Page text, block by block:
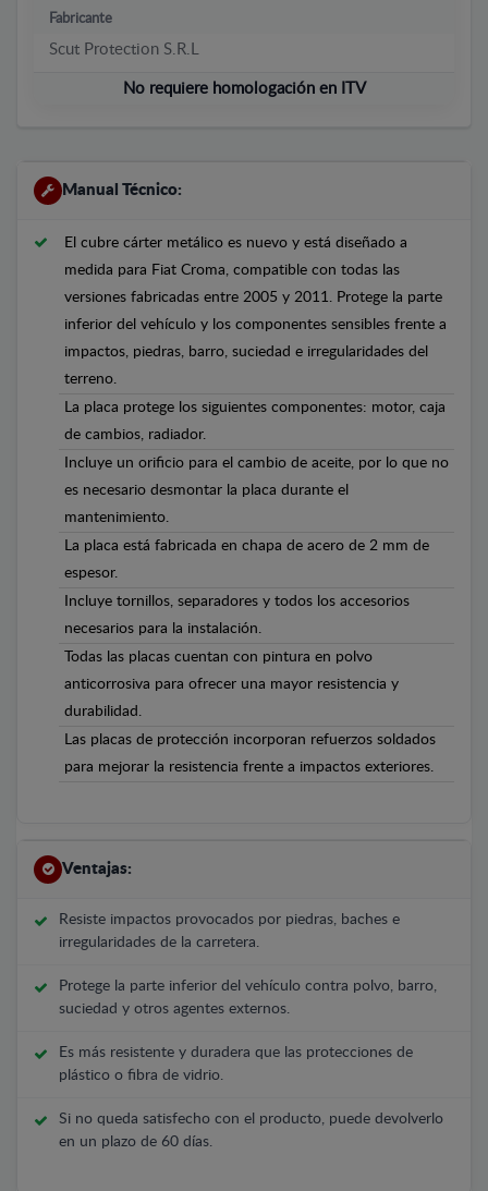
Fabricante
Scut Protection S.R.L
No requiere homologación en ITV
Manual Técnico:
El cubre cárter metálico es nuevo y está diseñado a
medida para Fiat Croma, compatible con todas las
versiones fabricadas entre 2005 y 2011. Protege la parte
inferior del vehículo y los componentes sensibles frente a
impactos, piedras, barro, suciedad e irregularidades del
terreno.
La placa protege los siguientes componentes: motor, caja
de cambios, radiador.
Incluye un orificio para el cambio de aceite, por lo que no
es necesario desmontar la placa durante el
mantenimiento.
La placa está fabricada en chapa de acero de 2 mm de
espesor.
Incluye tornillos, separadores y todos los accesorios
necesarios para la instalación.
Todas las placas cuentan con pintura en polvo
anticorrosiva para ofrecer una mayor resistencia y
durabilidad.
Las placas de protección incorporan refuerzos soldados
para mejorar la resistencia frente a impactos exteriores.
Ventajas:
Resiste impactos provocados por piedras, baches e
irregularidades de la carretera.
Protege la parte inferior del vehículo contra polvo, barro,
suciedad y otros agentes externos.
Es más resistente y duradera que las protecciones de
plástico o fibra de vidrio.
Si no queda satisfecho con el producto, puede devolverlo
en un plazo de 60 días.